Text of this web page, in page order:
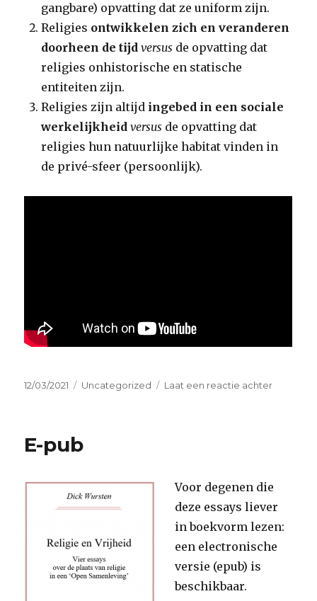
gangbare) opvatting dat ze uniform zijn.
Religies ontwikkelen zich en veranderen
doorheen de tijdversus de opvatting dat
religies onhistorische en statische
entiteiten zijn.
Religies zijn altijd ingebed in een sociale
werkelijkheid versus de opvatting dat
religies hun natuurlijke habitat vinden in
de privé-sfeer (persoonlijk).
Geplaatst
12/03/2021 Categorieën
Uncategorized Laat een reactie achterop
over
religie
E-pub
Voor degenen die
deze essays liever
in boekvorm lezen:
een electronische
versie (epub) is
beschikbaar.